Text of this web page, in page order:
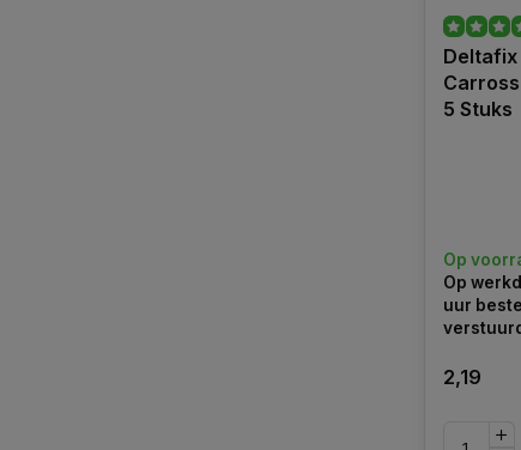
Deltafix
5 Stuks
Op
Op
uur
2,19